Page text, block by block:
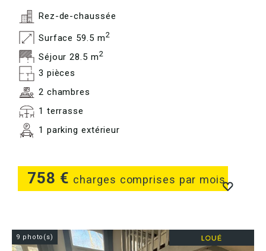
758 € charges comprises par mois
Rez-de-chaussée
Surface 59.5 m2
Séjour 28.5 m2
3 pièces
2 chambres
1 terrasse
1 parking extérieur
9 photo(s)